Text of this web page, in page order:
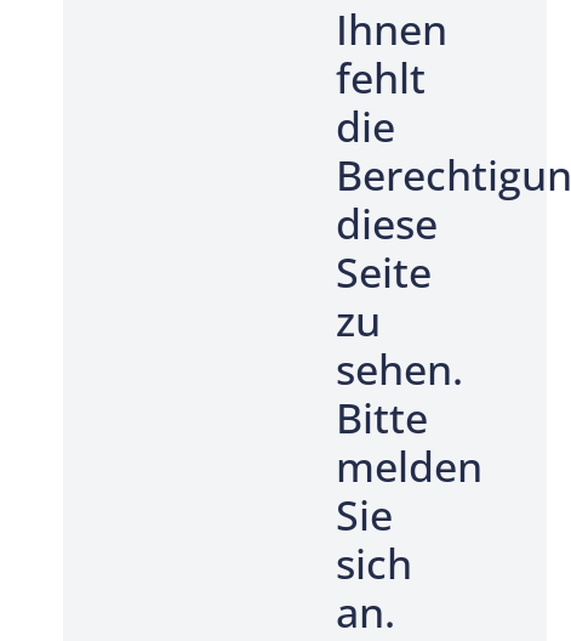
Ihnen
fehlt
die
Berechtigung
diese
Seite
zu
sehen.
Bitte
melden
Sie
sich
an.